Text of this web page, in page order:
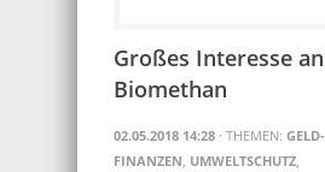
Großes Interesse an
Biomethan
02.05.2018 14:28 · THEMEN: GELD-
FINANZEN, UMWELTSCHUTZ,